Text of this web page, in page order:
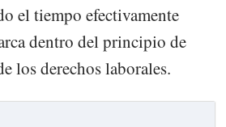
el tiempo efectivamente
dentro del principio de
los derechos laborales.